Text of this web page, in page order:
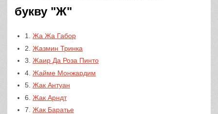
букву "Ж"
1. Жа Жа Габор
2. Жазмин Тринка
3. Жаир Да Роза Пинто
4. Жайме Монжардим
5. Жак Антуан
6. Жак Арндт
7. Жак Баратье